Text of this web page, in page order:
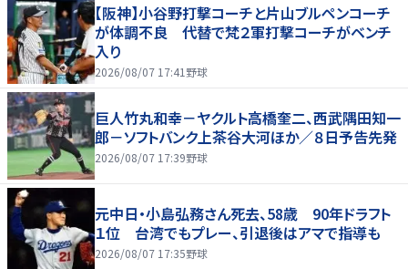
【阪神】小谷野打撃コーチと片山ブルペンコーチ
が体調不良 代替で梵２軍打撃コーチがベンチ
入り
2026/08/07 17:41 野球
巨人竹丸和幸－ヤクルト高橋奎二、西武隅田知一
郎－ソフトバンク上茶谷大河ほか／８日予告先発
2026/08/07 17:39野球
元中日・小島弘務さん死去、58歳 90年ドラフト
１位 台湾でもプレー、引退後はアマで指導も
2026/08/07 17:35野球